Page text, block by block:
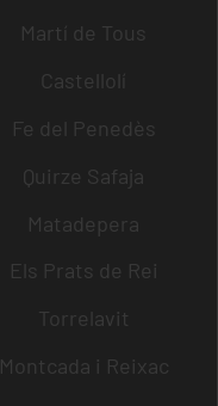
Martí de Tous
Castellolí
Fe del Penedès
Quirze Safaja
Matadepera
Els Prats de Rei
Torrelavit
Montcada i Reixac